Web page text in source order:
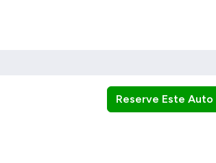
Reserve Este Auto